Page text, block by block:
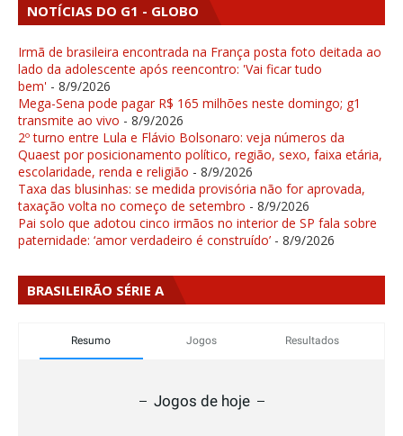
NOTÍCIAS DO G1 - GLOBO
Irmã de brasileira encontrada na França posta foto deitada ao
lado da adolescente após reencontro: 'Vai ficar tudo
bem' - 8/9/2026
Mega-Sena pode pagar R$ 165 milhões neste domingo; g1
transmite ao vivo - 8/9/2026
2º turno entre Lula e Flávio Bolsonaro: veja números da
Quaest por posicionamento político, região, sexo, faixa etária,
escolaridade, renda e religião - 8/9/2026
Taxa das blusinhas: se medida provisória não for aprovada,
taxação volta no começo de setembro - 8/9/2026
Pai solo que adotou cinco irmãos no interior de SP fala sobre
paternidade: ‘amor verdadeiro é construído’ - 8/9/2026
BRASILEIRÃO SÉRIE A
Resumo Jogos Resultados
Jogos de hoje